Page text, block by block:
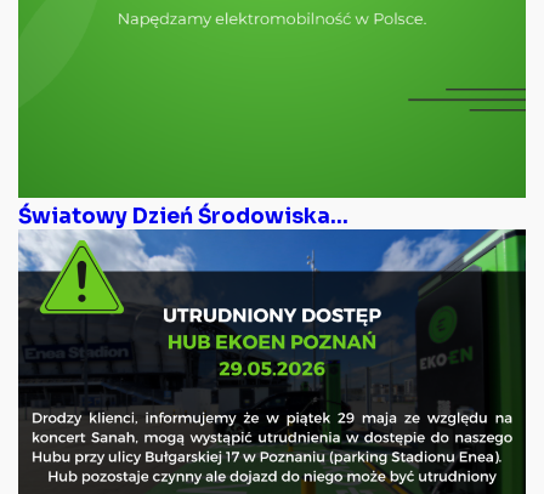
Światowy Dzień Środowiska...